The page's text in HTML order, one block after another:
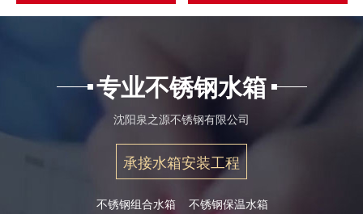
专业不锈钢水箱
沈阳泉之源不锈钢有限公司
承接水箱安装工程
不锈钢组合水箱
不锈钢保温水箱